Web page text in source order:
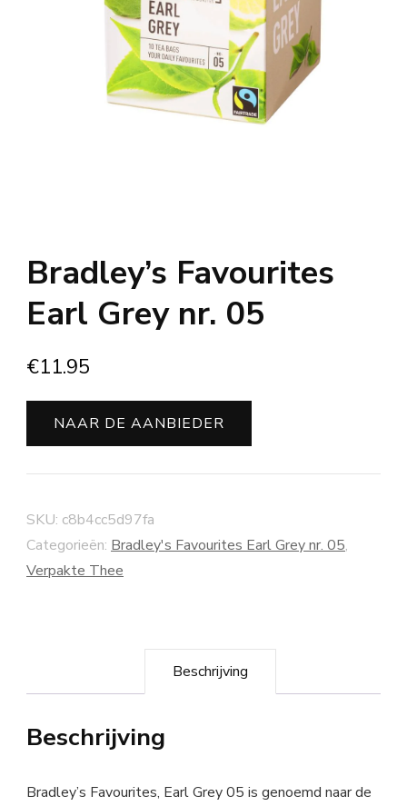
Bradley’s Favourites
Earl Grey nr. 05
€11.95
NAAR DE AANBIEDER
SKU: c8b4cc5d97fa
Categorieën: Bradley's Favourites Earl Grey nr. 05,
Verpakte Thee
Beschrijving
Beschrijving
Bradley’s Favourites, Earl Grey 05 is genoemd naar de